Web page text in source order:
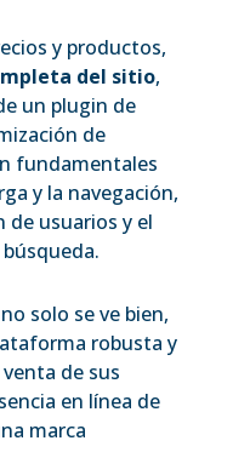
y productos,
del sitio,
un plugin de
de
fundamentales
y la navegación,
de usuarios y el
solo se ve bien,
robusta y
de sus
en línea de
marca